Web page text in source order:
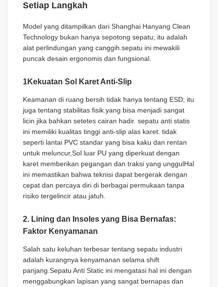
Setiap Langkah
Model yang ditampilkan dari Shanghai Hanyang Clean
Technology bukan hanya sepotong sepatu; itu adalah
alat perlindungan yang canggih.sepatu ini mewakili
puncak desain ergonomis dan fungsional.
1Kekuatan Sol Karet Anti-Slip
Keamanan di ruang bersih tidak hanya tentang ESD; itu
juga tentang stabilitas fisik.yang bisa menjadi sangat
licin jika bahkan setetes cairan hadir. sepatu anti statis
ini memiliki kualitas tinggi anti-slip alas karet. tidak
seperti lantai PVC standar yang bisa kaku dan rentan
untuk meluncur,Sol luar PU yang diperkuat dengan
karet memberikan pegangan dan traksi yang unggulHal
ini memastikan bahwa teknisi dapat bergerak dengan
cepat dan percaya diri di berbagai permukaan tanpa
risiko tergelincir atau jatuh.
2. Lining dan Insoles yang Bisa Bernafas:
Faktor Kenyamanan
Salah satu keluhan terbesar tentang sepatu industri
adalah kurangnya kenyamanan selama shift
panjang.Sepatu Anti Static ini mengatasi hal ini dengan
menggabungkan lapisan yang sangat bernapas dan